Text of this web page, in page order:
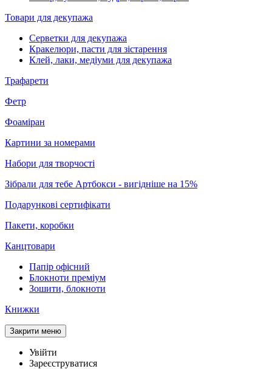
Товари для декупажа
Серветки для декупажа
Кракелюри, пасти для зістарення
Клей, лаки, медіуми для декупажа
Трафарети
Фетр
Фоаміран
Картини за номерами
Набори для творчості
Зібрали для тебе Артбокси - вигідніше на 15%
Подарункові сертифікати
Пакети, коробки
Канцтовари
Папір офісний
Блокноти преміум
Зошити, блокноти
Книжки
Закрити меню
Увійти
Зареєструватися